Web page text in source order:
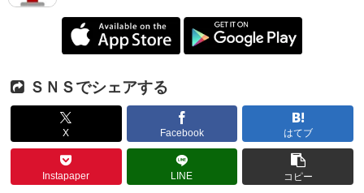
ＳＮＳでシェアする
X Facebook はてブ
Instapaper LINE コピー